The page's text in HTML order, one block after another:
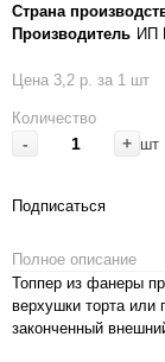
Страна
Производитель ИП
Цена 3,2 р. за 1 шт
Количество
- + шт
Подписаться
Полное описание
Топпер из фанеры
верхушки торта или
законченный